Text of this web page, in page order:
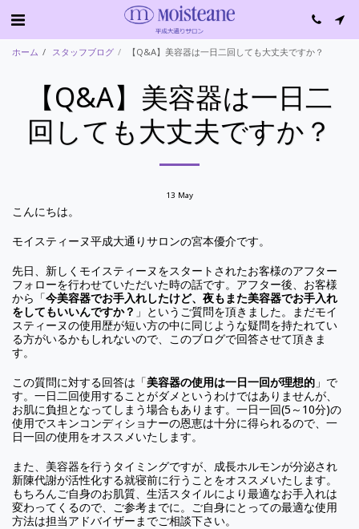
ホーム スタッフブログ 【Q&A】美容器は一日二回しても大丈夫ですか？
【Q&A】美容器は一日二
回しても大丈夫ですか？
13 May
こんにちは。
モイスティーヌ平成大通りサロンの宮本優介です。
先日、新しくモイスティーヌをスタートされたお客様のアフター
フォローを行わせていただいた時の話です。アフター後、お客様
から「今美容器でお手入れしたけど、夜もまた美容器でお手入れ
をしてもいいんですか？ 」というご質問を頂きました。まだモイ
スティーヌの使用歴が短い方の中に同じような疑問を持たれてい
る方がいるかもしれないので、このブログで回答させて頂きま
す。
この質問に対する回答は「美容器の使用は一日一回が理想的 」で
す。一日二回使用することがダメというわけではありませんが、
お肌に負担となってしまう場合もあります。一日一回(5～10分)の
使用でスキンコンディショナーの恩恵は十分に得られるので、一
日一回の使用をオススメいたします。
また、美容器を行うタイミングですが、成長ホルモンが分泌され
新陳代謝が活性化する就寝前に行うことをオススメいたします。
もちろんご自身のお肌質、生活スタイルにより最適なお手入れは
変わってくるので、ご参考までに。ご自身にとっての最適な使用
方法は担当アドバイザーまでご相談下さい。